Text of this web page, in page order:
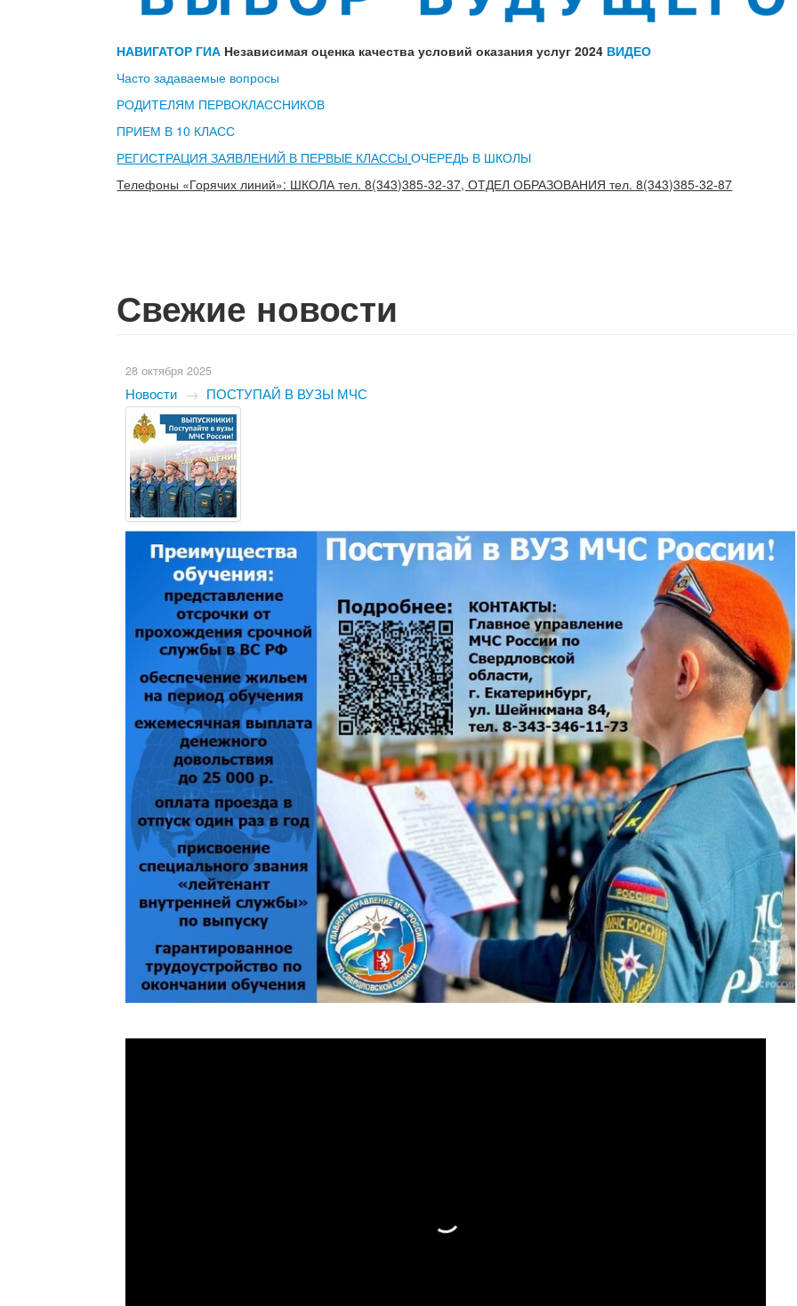
НАВИГАТОР ГИА Независимая оценка качества условий оказания услуг 2024 ВИДЕО
Часто задаваемые вопросы
РОДИТЕЛЯМ ПЕРВОКЛАССНИКОВ
ПРИЕМ В 10 КЛАСС
РЕГИСТРАЦИЯ ЗАЯВЛЕНИЙ В ПЕРВЫЕ КЛАССЫ ОЧЕРЕДЬ В ШКОЛЫ
Телефоны «Горячих линий»: ШКОЛА тел. 8(343)385-32-37, ОТДЕЛ ОБРАЗОВАНИЯ тел. 8(343)385-32-87
Свежие новости
28 октября 2025
Новости → ПОСТУПАЙ В ВУЗЫ МЧС